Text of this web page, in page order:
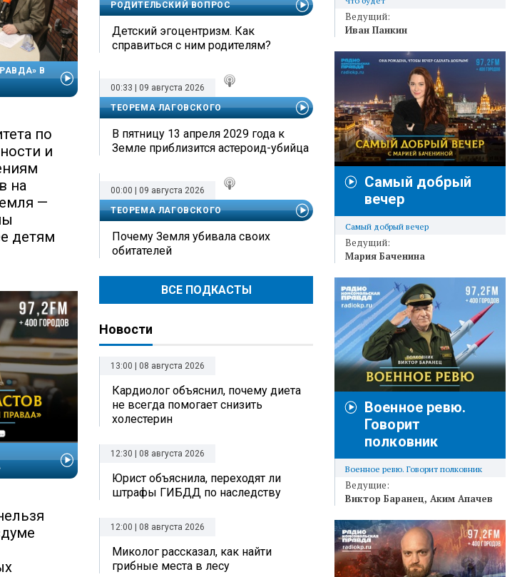
В
по
и
на
—
детям
РОДИТЕЛЬСКИЙ ВОПРОС
Детский эгоцентризм. Как
справиться с ним родителям?
00:33 | 09 августа 2026
ТЕОРЕМА ЛАГОВСКОГО
В пятницу 13 апреля 2029 года к
Земле приблизится астероид-убийца
00:00 | 09 августа 2026
ТЕОРЕМА ЛАГОВСКОГО
Почему Земля убивала своих
обитателей
ВСЕ ПОДКАСТЫ
Новости
13:00 | 08 августа 2026
Кардиолог объяснил, почему диета
не всегда помогает снизить
холестерин
12:30 | 08 августа 2026
Юрист объяснила, переходят ли
штрафы ГИБДД по наследству
12:00 | 08 августа 2026
Миколог рассказал, как найти
грибные места в лесу
Ведущий:
Иван Панкин
Самый добрый
вечер
Самый добрый вечер
Ведущий:
Мария Баченина
Военное ревю.
Говорит
полковник
Военное ревю. Говорит полковник
Ведущие:
Виктор Баранец Аким Апачев